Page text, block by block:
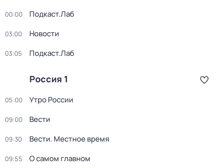
00:00 Подкаст.Лаб
03:00 Новости
03:05 Подкаст.Лаб
Россия 1
05:00 Утро России
09:00 Вести
09:30 Вести. Местное время
09:55 О самом главном